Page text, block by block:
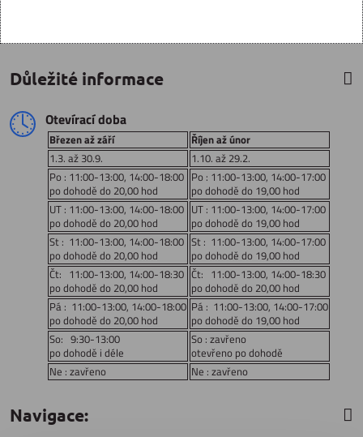
Důležité informace
Otevírací doba
Březen až září
Říjen až únor
1.3. až 30.9.
1.10. až 29.2.
Po : 11:00-13:00, 14:00-18:00
po dohodě do 20,00 hod
Po : 11:00-13:00, 14:00-17:00
po dohodě do 19,00 hod
UT : 11:00-13:00, 14:00-18:00
po dohodě do 20,00 hod
UT : 11:00-13:00, 14:00-17:00
po dohodě do 19,00 hod
St : 11:00-13:00, 14:00-18:00
po dohodě do 20,00 hod
St : 11:00-13:00, 14:00-17:00
po dohodě do 19,00 hod
Čt: 11:00-13:00, 14:00-18:30
po dohodě do 20,00 hod
Čt: 11:00-13:00, 14:00-18:30
po dohodě do 20,00 hod
Pá : 11:00-13:00, 14:00-18:00
po dohodě do 20,00 hod
Pá : 11:00-13:00, 14:00-17:00
po dohodě do 19,00 hod
So: 9:30-13:00
po dohodě i déle
So : zavřeno
otevřeno po dohodě
Ne : zavřeno
Ne : zavřeno
Navigace: